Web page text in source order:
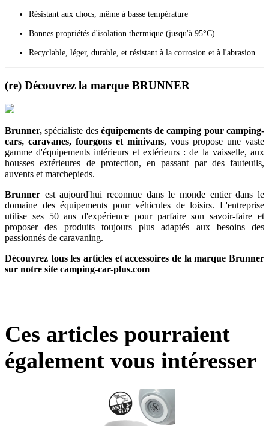
Résistant aux chocs, même à basse température
Bonnes propriétés d'isolation thermique (jusqu'à 95°C)
Recyclable, léger, durable, et résistant à la corrosion et à l'abrasion
(re) Découvrez la marque BRUNNER
Brunner, spécialiste des équipements de camping pour camping-
cars, caravanes, fourgons et minivans, vous propose une vaste
gamme d'équipements intérieurs et extérieurs : de la vaisselle, aux
housses extérieures de protection, en passant par des fauteuils,
auvents et marchepieds.
Brunner est aujourd'hui reconnue dans le monde entier dans le
domaine des équipements pour véhicules de loisirs. L'entreprise
utilise ses 50 ans d'expérience pour parfaire son savoir-faire et
proposer des produits toujours plus adaptés aux besoins des
passionnés de caravaning.
Découvrez tous les articles et accessoires de la marque Brunner
sur notre site camping-car-plus.com
Ces articles pourraient
également vous intéresser